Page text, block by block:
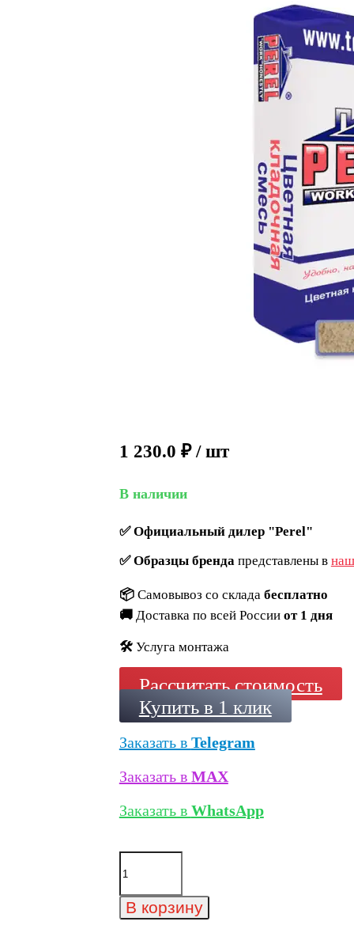
1 230.0 ₽ / шт
В наличии
✅Официальный дилер "Perel"
✅Образцы брендапредставлены в
📦 Самовывоз со склада бесплатно
🚚 Доставка по всей России от 1 дня
🛠️ Услуга монтажа
Рассчитать стоимость
Купить в 1 клик
Заказать в Telegram
Заказать в MAX
Заказать в WhatsApp
Количество
товара
кладочная
смесь
В корзину